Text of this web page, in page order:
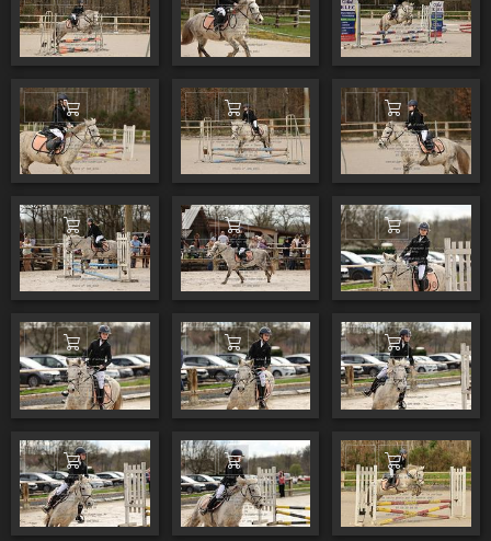
Ajouter au panier Ajouter au panier Ajouter au
Ajouter au panier Ajouter au panier Ajouter au
Ajouter au panier Ajouter au panier Ajouter au
Ajouter au panier Ajouter au panier Ajouter au